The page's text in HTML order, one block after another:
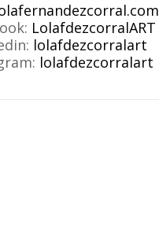
LolafdezcorralART
lolafdezcorralart
lolafdezcorralart